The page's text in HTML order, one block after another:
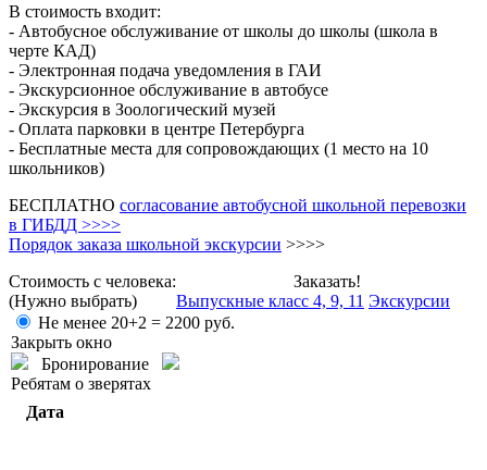
В стоимость входит:
- Автобусное обслуживание от школы до школы (школа в
черте КАД)
- Электронная подача уведомления в ГАИ
- Экскурсионное обслуживание в автобусе
- Экскурсия в Зоологический музей
- Оплата парковки в центре Петербурга
- Бесплатные места для сопровождающих (1 место на 10
школьников)
БЕСПЛАТНО согласование автобусной школьной перевозки
в ГИБДД >>>>
Порядок заказа школьной экскурсии >>>>
Стоимость с человека:
(Нужно выбрать)
Не менее 20+2 = 2200 руб.
Закрыть окно
Бронирование
Ребятам о зверятах
Дата
Заказать!
Выпускные класс 4, 9, 11 Экскурсии